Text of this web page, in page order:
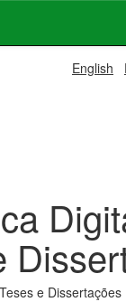
English
e Dissertações